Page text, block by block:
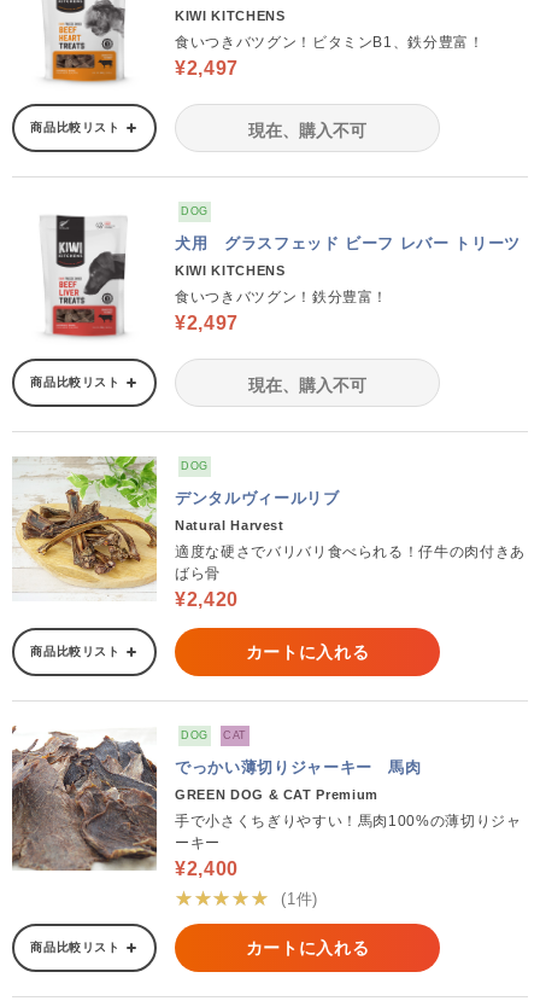
KIWI KITCHENS
食いつきバツグン！ビタミンB1、鉄分豊富！
¥2,497
商品比較リスト 現在、購入不可
DOG
犬用 グラスフェッド ビーフ レバー トリーツ
KIWI KITCHENS
食いつきバツグン！鉄分豊富！
¥2,497
商品比較リスト 現在、購入不可
DOG
デンタルヴィールリブ
Natural Harvest
適度な硬さでバリバリ食べられる！仔牛の肉付きあ
ばら骨
¥2,420
商品比較リスト カートに入れる
DOG CAT
でっかい薄切りジャーキー 馬肉
GREEN DOG & CAT Premium
手で小さくちぎりやすい！馬肉100%の薄切りジャ
ーキー
¥2,400
★★★★★
(1件)
商品比較リスト カートに入れる